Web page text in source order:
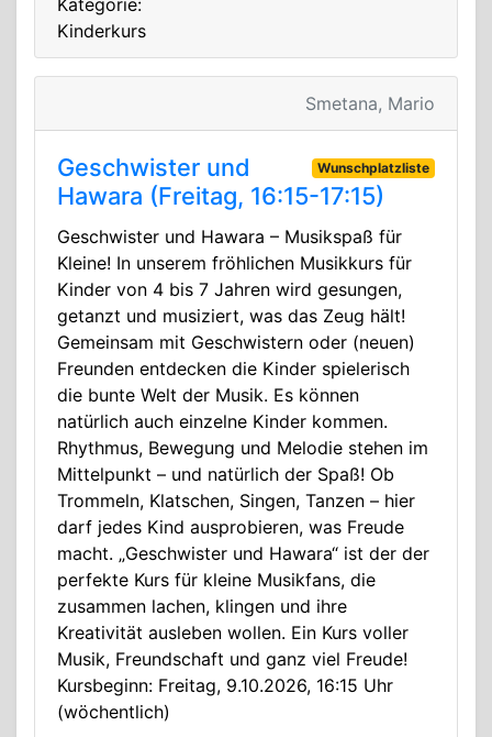
Kategorie:
Kinderkurs
Smetana, Mario
Wunschplatzliste
Geschwister und
Hawara (Freitag, 16:15-17:15)
Geschwister und Hawara – Musikspaß für
Kleine! In unserem fröhlichen Musikkurs für
Kinder von 4 bis 7 Jahren wird gesungen,
getanzt und musiziert, was das Zeug hält!
Gemeinsam mit Geschwistern oder (neuen)
Freunden entdecken die Kinder spielerisch
die bunte Welt der Musik. Es können
natürlich auch einzelne Kinder kommen.
Rhythmus, Bewegung und Melodie stehen im
Mittelpunkt – und natürlich der Spaß! Ob
Trommeln, Klatschen, Singen, Tanzen – hier
darf jedes Kind ausprobieren, was Freude
macht. „Geschwister und Hawara“ ist der der
perfekte Kurs für kleine Musikfans, die
zusammen lachen, klingen und ihre
Kreativität ausleben wollen. Ein Kurs voller
Musik, Freundschaft und ganz viel Freude!
Kursbeginn: Freitag, 9.10.2026, 16:15 Uhr
(wöchentlich)